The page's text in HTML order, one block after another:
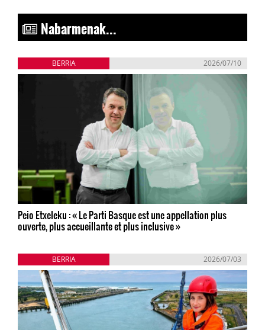
Nabarmenak...
BERRIA 2026/07/10
Peio Etxeleku : « Le Parti Basque est une appellation plus
ouverte, plus accueillante et plus inclusive »
BERRIA 2026/07/03